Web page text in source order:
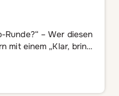
Runde?“ – Wer diesen
mit einem „Klar, bring
während die